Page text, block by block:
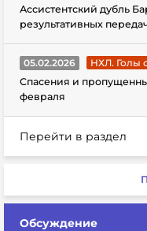
Ассистентский дубль
результативных
05.02.2026
НХЛ. Голы
Спасения и
февраля
Перейти в раздел
Обсуждение